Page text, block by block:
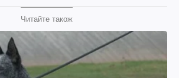
Читайте також